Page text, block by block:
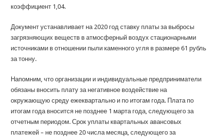
коэффициент 1,04.
Документ устанавливает на 2020 год ставку платы за выбросы
загрязняющих веществ в атмосферный воздух стационарными
источниками в отношении пыли каменного угля в размере 61 рубль
за тонну.
Напомним, что организации и индивидуальные предприниматели
обязаны вносить плату за негативное воздействие на
окружающую среду ежеквартально и по итогам года. Плата по
итогам года вносится не позднее 1 марта года, следующего за
отчетным периодом. Срок уплаты квартальных авансовых
платежей – не позднее 20 числа месяца, следующего за